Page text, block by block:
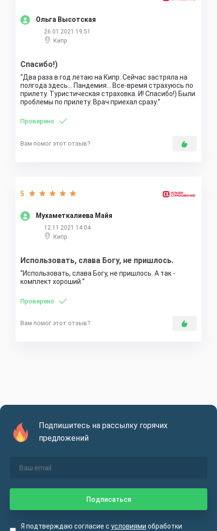
Ольга Высотская
26.01.2021 19:51
Кипр
Спасибо!)
Два раза в год летаю на Кипр. Сейчас застряла на
полгода здесь... Пандемия... Все-время страхуюсь по
прилету. Туристическая страховка. И! Спасибо!) Были
проблемы по прилету. Врач приехал сразу.
Проверено
Вам помог этот отзыв?
Мухаметкалиева Майя
5
12.11.2021 14:04
Кипр
Использовать, слава Богу, не пришлось.
Использовать, слава Богу, не пришлось. А так -
комплект хороший.
Проверено
Вам помог этот отзыв?
Подпишитесь на рассылку горячих
предложений
Я подтверждаю согласие с условиями обработки